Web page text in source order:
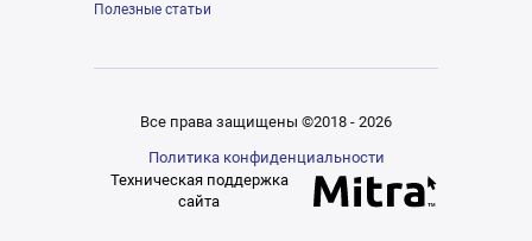
Полезные статьи
Все права защищены ©2018 - 2026
Политика конфиденциальности
Техническая поддержка
сайта